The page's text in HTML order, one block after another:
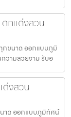
กแต่งสวน
กขนาด ออกแบบภูมิ
วามสวยงาม รับอ
งสวน
าด ออกแบบภูมิทัศน์